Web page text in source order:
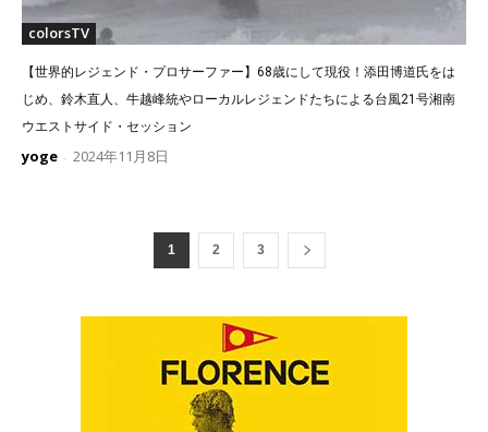
colorsTV
【世界的レジェンド・プロサーファー】68歳にして現役！添田博道氏をは
じめ、鈴木直人、牛越峰統やローカルレジェンドたちによる台風21号湘南
ウエストサイド・セッション
yoge - 2024年11月8日
1 2 3